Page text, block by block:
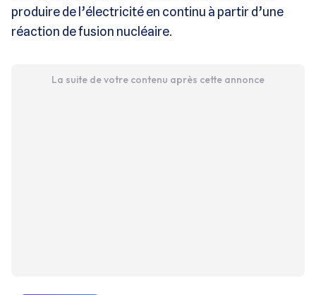
produire de l’électricité en continu à partir d’une
réaction de fusion nucléaire.
La suite de votre contenu après cette annonce